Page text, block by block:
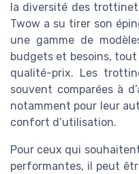
la diversité des
Twow a su tirer son
une gamme de
budgets et besoins,
qualité-prix. Les
souvent comparées à
notamment pour leur
confort d’utilisation.
Pour ceux qui
performantes, il peut